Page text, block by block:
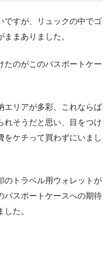
ですが、リュックの中でゴ
まありました。
たのがこのパスポートケー
エリアが多彩、これならば
れそうだと思い、目をつけ
をケチって買わずにいまし
のトラベル用ウォレットが
パスポートケースへの期待
た。